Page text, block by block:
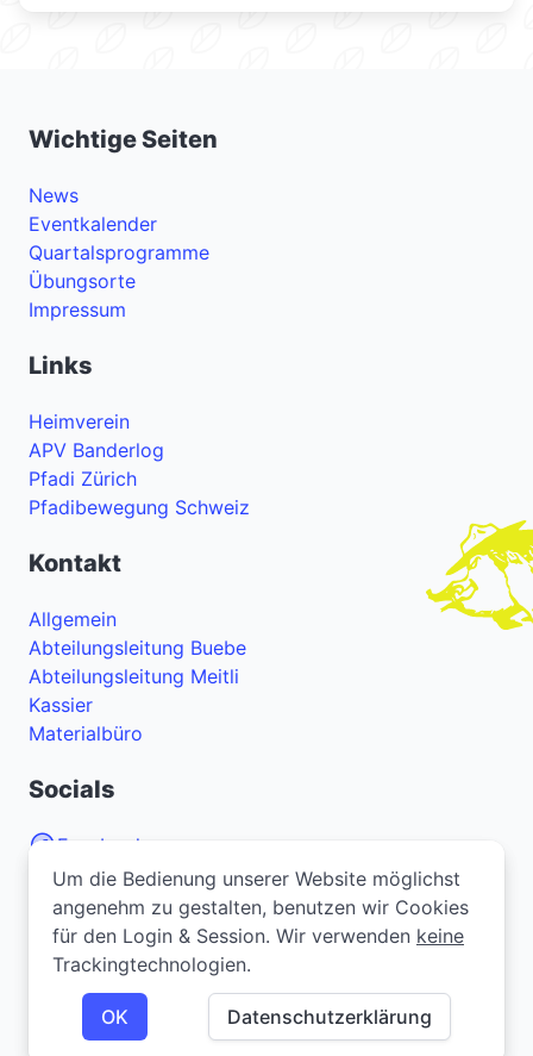
Wichtige Seiten
News
Eventkalender
Quartalsprogramme
Übungsorte
Impressum
Links
Heimverein
APV Banderlog
Pfadi Zürich
Pfadibewegung Schweiz
Kontakt
Allgemein
Abteilungsleitung Buebe
Abteilungsleitung Meitli
Kassier
Materialbüro
Socials
Facebook
Instagram
YouTube
Bei Problemen oder Fragen zur Webseite? Melde
hier
Um die Bedienung unserer Website möglichst
angenehm zu gestalten, benutzen wir Cookies
für den Login & Session. Wir verwenden keine
Trackingtechnologien.
OK Datenschutzerklärung
Um die Bedienung unserer Website möglichst
angenehm zu gestalten, benutzen wir Cookies
für den Login & Session. Wir verwenden keine
Trackingtechnologien.
OK Datenschutzerklärung